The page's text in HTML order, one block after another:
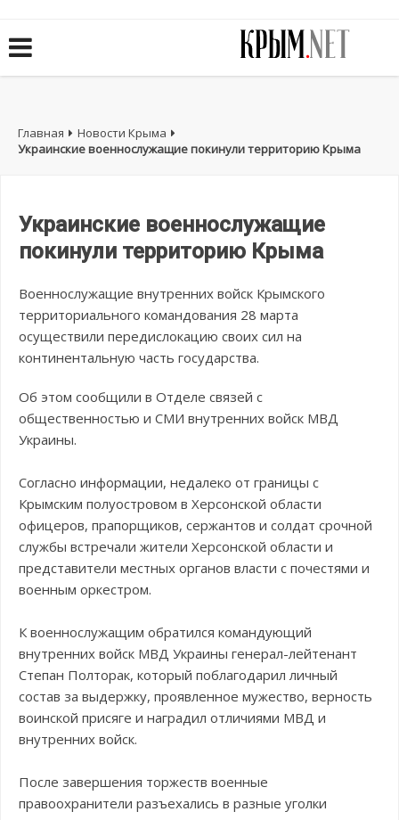
Главная
Новости Крыма
Украинские военнослужащие покинули территорию Крыма
Украинские военнослужащие
покинули территорию Крыма
Военнослужащие внутренних войск Крымского
территориального командования 28 марта
осуществили передислокацию своих сил на
континентальную часть государства.
Об этом сообщили в Отделе связей с
общественностью и СМИ внутренних войск МВД
Украины.
Согласно информации, недалеко от границы с
Крымским полуостровом в Херсонской области
офицеров, прапорщиков, сержантов и солдат срочной
службы встречали жители Херсонской области и
представители местных органов власти с почестями и
военным оркестром.
К военнослужащим обратился командующий
внутренних войск МВД Украины генерал-лейтенант
Степан Полторак, который поблагодарил личный
состав за выдержку, проявленное мужество, верность
воинской присяге и наградил отличиями МВД и
внутренних войск.
После завершения торжеств военные
правоохранители разъехались в разные уголки